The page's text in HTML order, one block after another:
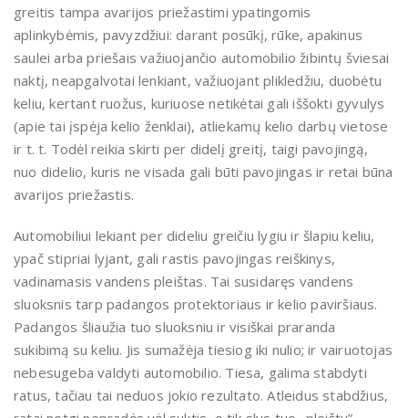
greitis tampa avarijos priežastimi ypatingomis
aplinkybėmis, pavyzdžiui: darant posūkį, rūke, apakinus
saulei arba priešais važiuojančio automobilio žibintų šviesai
naktį, neapgalvotai lenkiant, važiuojant plikledžiu, duobėtu
keliu, kertant ruožus, kuriuose netikėtai gali iššokti gyvulys
(apie tai įspėja kelio ženklai), atliekamų kelio darbų vietose
ir t. t. Todėl reikia skirti per didelį greitį, taigi pavojingą,
nuo didelio, kuris ne visada gali būti pavojingas ir retai būna
avarijos priežastis.
Automobiliui lekiant per dideliu greičiu lygiu ir šlapiu keliu,
ypač stipriai lyjant, gali rastis pavojingas reiškinys,
vadinamasis vandens pleištas. Tai susidaręs vandens
sluoksnis tarp padangos protektoriaus ir kelio paviršiaus.
Padangos šliaužia tuo sluoksniu ir visiškai praranda
sukibimą su keliu. Jis sumažėja tiesiog iki nulio; ir vairuotojas
nebesugeba valdyti automobilio. Tiesa, galima stabdyti
ratus, tačiau tai neduos jokio rezultato. Atleidus stabdžius,